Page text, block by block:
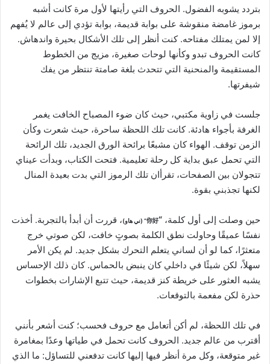
بتردد يشوبه الفضول. الحروف التي رأيتها لأول مرة كانت أشبه
برموز غامضة منقوشة على بوابة قديمة، بوابة تؤدي إلى عالم لا يُفهم
إلا لمن يمتلك مفتاحه. كنت أنظر إلى تلك الأشكال بحيرة واندهاش.
كانت الحروف تبدو وكأنها لوحات صغيرة، مزيج من الخطوط
المستقيمة والمنحنية التي تتحدث بلغة صامتة تنتظر من يفك
شيفرتها.
جلست في زاوية مكتبي، حيث كان ضوء المصباح الخافت يغمر
الغرفة بأجواء هادئة. كانت تلك اللحظة ساحرة، حيث شعرت وكأن
الزمن توقف. الهواء كان مشبعًا برائحة الورق الجديد، تلك الرائحة
التي تحمل عبق بداية كل رحلة تعليمية. فتحت الكتاب، وبدأت عيناي
تتجولان بين الصفحات، تقرأان تلك الرموز التي بدت بعيدة المنال
لكنها تجذبني بقوة.
حين وصلت إلى أول كلمة، “你好” (ني هاو)
، قررت أن أبدأ بالتجربة. أخذت
نفسًا عميقًا وحاولت نطق الكلمة بصوتٍ خافت، لكن صوتي خرج
متعثرًا، كما لو أن لساني يتعلم التحرك بشكل جديد. لم يكن الأمر
سهلاً، لكن شيئًا في داخلي كان ينبض بالحماس. كان ذلك الإحساس
يشبه العثور على خريطة كنز قديمة، حيث تتبع الإشارات بخطوات
حذرة لكن مفعمة بالتوقعات.
في تلك اللحظة، لم أكن أتعامل مع حروف فحسب؛ كنت أشعر بأنني
أقترب من عالم جديد. الحروف كانت تحمل في طياتها وعدًا بمغامرة
غير متوقعة، وكل مرة أنظر فيها إليها كانت تدفعني للتساؤل: ما الذي